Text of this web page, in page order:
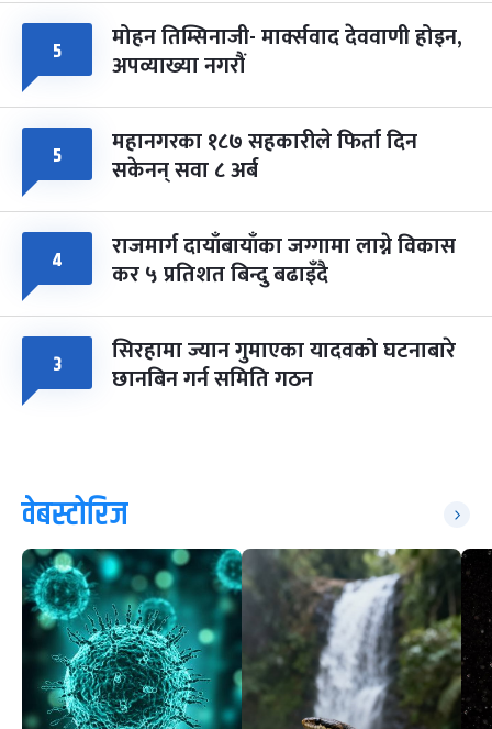
५ मोहन तिम्सिनाजी- मार्क्सवाद देववाणी होइन,
अपव्याख्या नगरौं
५ महानगरका १८७ सहकारीले फिर्ता दिन
सकेनन् सवा ८ अर्ब
४ राजमार्ग दायाँबायाँका जग्गामा लाग्ने विकास
कर ५ प्रतिशत बिन्दु बढाइँदै
३ सिरहामा ज्यान गुमाएका यादवको घटनाबारे
छानबिन गर्न समिति गठन
वेबस्टोरिज